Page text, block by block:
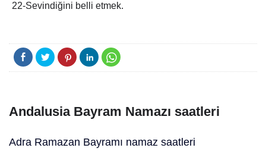
22-Sevindiğini belli etmek.
Andalusia Bayram Namazı saatleri
Adra Ramazan Bayramı namaz saatleri